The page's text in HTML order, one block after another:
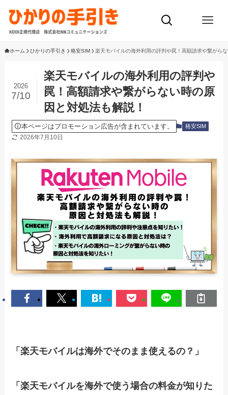
ホーム ひかりの手引き 格安SIM 楽天モバイルの海外利用の評判や罠！高額請求や繋がら
楽天モバイルの海外利用の評判や
罠！高額請求や繋がらない時の原
因と対処法も解説！
2026
7/10
本ページはプロモーション広告が含まれています。 格安SIM
2026年7月10日
「楽天モバイルは海外でそのまま使えるの？」
「楽天モバイルを海外で使う場合の料金が知りた